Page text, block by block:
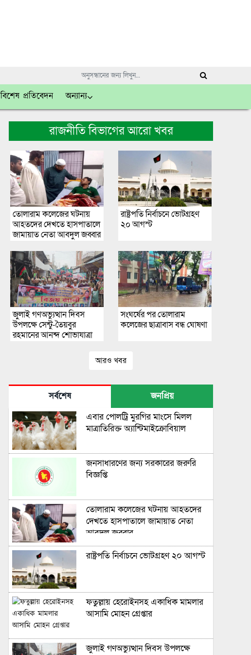
বিশেষ প্রতিবেদন অন্যান্য
রাজনীতি বিভাগের আরো খবর
তোলারাম কলেজের ঘটনায়
আহতদের দেখতে হাসপাতালে
জামায়াত নেতা আবদুল জব্বার
রাষ্ট্রপতি নির্বাচনে ভোটগ্রহণ
২০ আগস্ট
জুলাই গণঅভ্যুত্থান দিবস
উপলক্ষে সেন্টু-তৈয়বুর
রহমানের আনন্দ শোভাযাত্রা
সংঘর্ষের পর তোলারাম
কলেজের ছাত্রাবাস বন্ধ ঘোষণা
আরও খবর
সর্বশেষ জনপ্রিয়
এবার পোলট্রি মুরগির মাংসে মিলল
মাত্রাতিরিক্ত অ্যান্টিমাইক্রোবিয়াল
জনসাধারণের জন্য সরকারের জরুরি
বিজ্ঞপ্তি
তোলারাম কলেজের ঘটনায় আহতদের
দেখতে হাসপাতালে জামায়াত নেতা
আবদুল জব্বার
রাষ্ট্রপতি নির্বাচনে ভোটগ্রহণ ২০ আগস্ট
ফতুল্লায় হেরোইনসহ একাধিক মামলার
আসামি মোহন গ্রেপ্তার
জুলাই গণঅভ্যুত্থান দিবস উপলক্ষে